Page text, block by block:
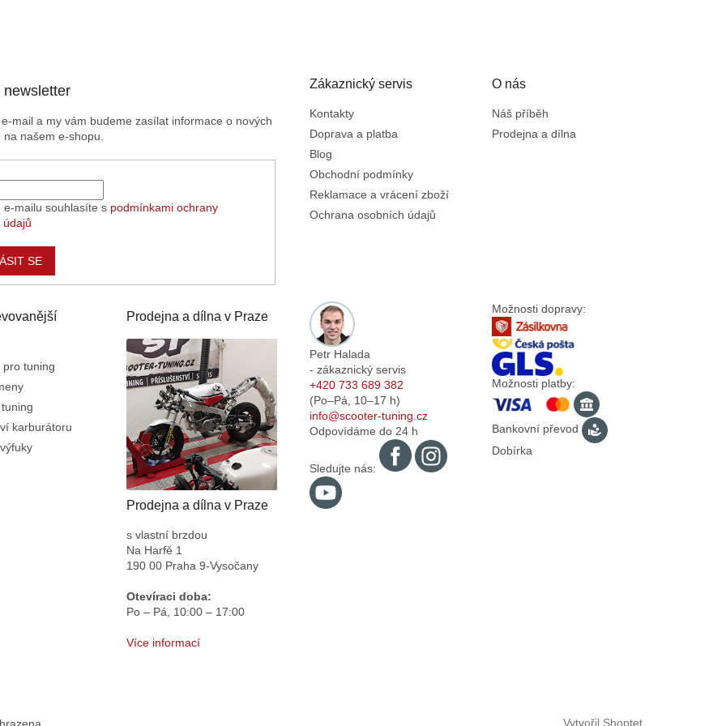
mail a my vám budeme zasílat informace o nových
našem e-shopu.
e-mailu souhlasíte s podmínkami ochrany
údajů
SE
Zákaznický servis
Kontakty
Doprava a platba
Blog
Obchodní podmínky
Reklamace a vrácení zboží
Ochrana osobních údajů
O nás
Náš příběh
Prodejna a dílna
pro tuning
karburátoru
Prodejna a dílna v Praze
Prodejna a dílna v Praze
s vlastní brzdou
Na Harfě 1
190 00 Praha 9-Vysočany
Otevíraci doba:
Po – Pá, 10:00 – 17:00
Více informací
Petr Halada
- zákaznický servis
+420 733 689 382
(Po–Pá, 10–17 h)
info@scooter-tuning.cz
Odpovídáme do 24 h
Sledujte nás:
Možnosti dopravy:
Možnosti platby:
Bankovní převod
Dobírka
Vytvořil Shoptet